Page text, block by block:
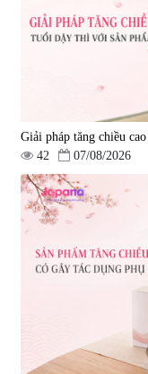
Giải pháp tăng chiều
42
07/08/2026